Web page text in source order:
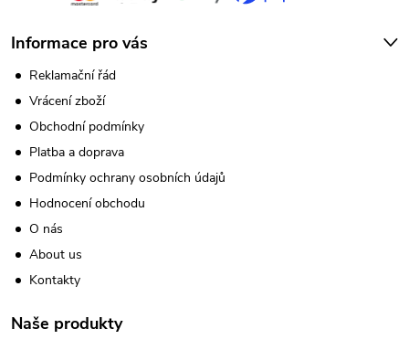
Informace pro vás
Reklamační řád
Vrácení zboží
Obchodní podmínky
Platba a doprava
Podmínky ochrany osobních údajů
Hodnocení obchodu
O nás
About us
Kontakty
Naše produkty